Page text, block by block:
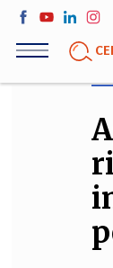
Salta
contenuto
Sport,